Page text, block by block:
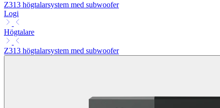
Z313 högtalarsystem med subwoofer
Logi
Högtalare
Z313 högtalarsystem med subwoofer